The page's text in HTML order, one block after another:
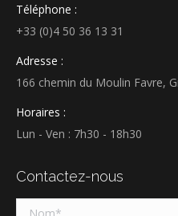
Téléphone :
+33 (0)4 50 36 13 31
Adresse :
166 chemin du Moulin Favre,
Horaires :
Lun - Ven : 7h30 - 18h30
Contactez-nous